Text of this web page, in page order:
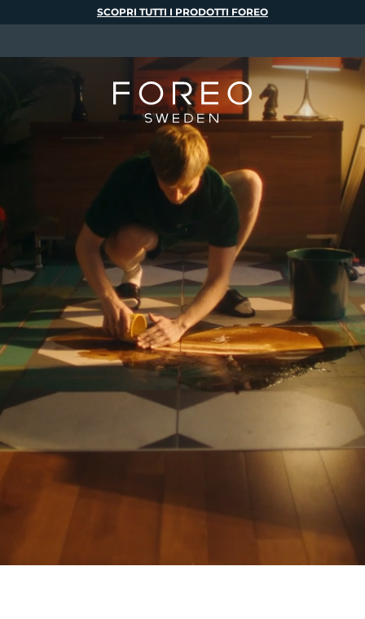
SCOPRI TUTTI I PRODOTTI FOREO